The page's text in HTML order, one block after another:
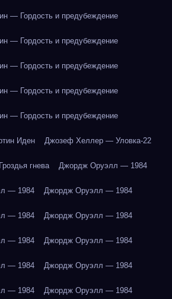
— Гордость и предубеждение
— Гордость и предубеждение
— Гордость и предубеждение
— Гордость и предубеждение
— Гордость и предубеждение
Иден Джозеф Хеллер — Уловка-22
гнева Джордж Оруэлл — 1984
— 1984 Джордж Оруэлл — 1984
— 1984 Джордж Оруэлл — 1984
— 1984 Джордж Оруэлл — 1984
— 1984 Джордж Оруэлл — 1984
— 1984 Джордж Оруэлл — 1984